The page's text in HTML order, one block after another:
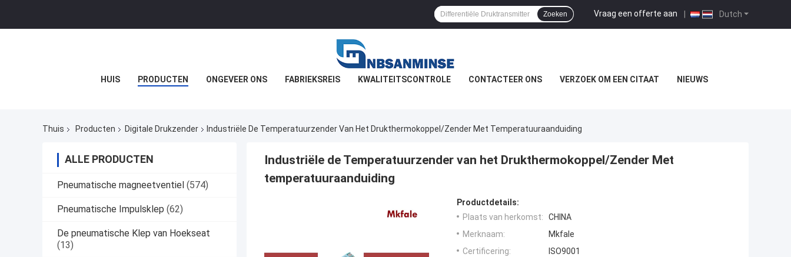
Dutch
Vraag een offerte aan |
Zoeken
HUIS PRODUCTEN ONGEVEER ONS FABRIEKSREIS KWALITEITSCONTROLE CONTACTEER ONS VERZOEK OM EEN CITAAT NIEUWS
Thuis Producten Digitale Drukzender Industriële De Temperatuurzender Van Het Drukthermokoppel/Zender Met Temperatuuraanduiding
ALLE PRODUCTEN
Pneumatische magneetventiel (574)
Pneumatische Impulsklep (62)
De pneumatische Klep van Hoekseat
(13)
Industriële de Temperatuurzender van het Drukthermokoppel/Zender Met
temperatuuraanduiding
Productdetails:
Plaats van herkomst:
CHINA
Merknaam:
Mkfale
Certificering:
ISO9001